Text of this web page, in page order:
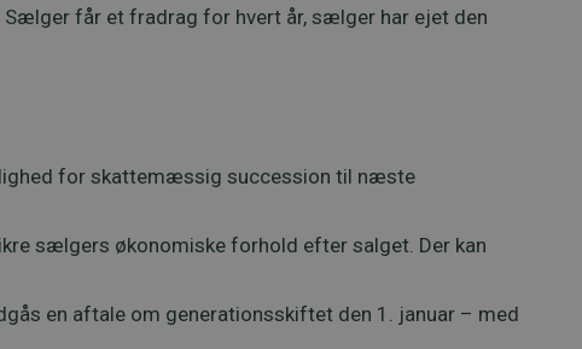
får et fradrag for hvert år, sælger har ejet den
for skattemæssig succession til næste
sælgers økonomiske forhold efter salget. Der kan
en aftale om generationsskiftet den 1. januar – med